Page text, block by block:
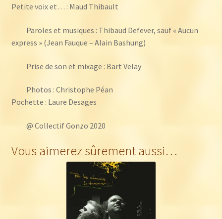
Petite voix et… : Maud Thibault
Paroles et musiques : Thibaud Defever, sauf « Aucun
express » (Jean Fauque – Alain Bashung)
Prise de son et mixage : Bart Velay
Photos : Christophe Péan
Pochette : Laure Desages
@ Collectif Gonzo 2020
Vous aimerez sûrement aussi…